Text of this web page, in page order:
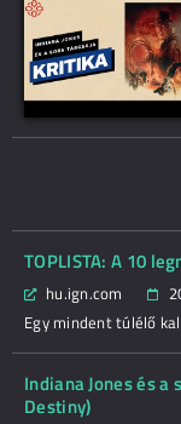
TOPLISTA: A 10
hu.ign.com
Egy mindent túlélő
Indiana Jones és
Destiny)